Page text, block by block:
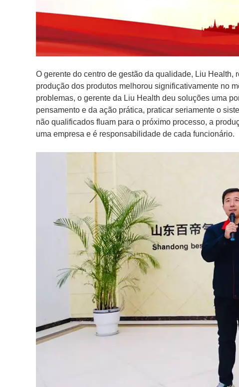
O gerente do centro de gestão da qualidade, Liu
produção dos produtos melhorou significativamente no
problemas, o gerente da Liu Health deu soluções uma
pensamento e da ação prática, praticar seriamente o
não qualificados fluam para o próximo processo, a
uma empresa e é responsabilidade de cada funcionário.